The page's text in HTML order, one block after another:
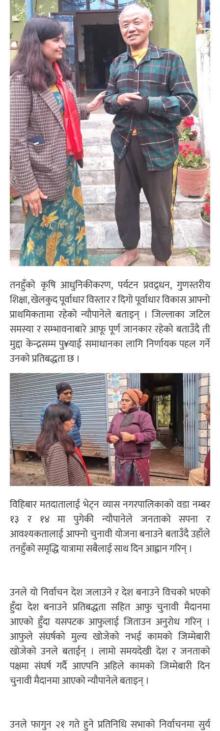
तनहुँको कृषि आधुनिकीकरण, पर्यटन प्रवद्र्धन, गुणस्तरीय
शिक्षा, खेलकुद पूर्वाधार विस्तार र दिगो पूर्वाधार विकास आफ्नो
प्राथमिकतामा रहेको न्यौपानेले बताइन् । जिल्लाका जटिल
समस्या र सम्भावनाबारे आफू पूर्ण जानकार रहेको बताउँदै ती
मुद्दा केन्द्रसम्म पु¥याई समाधानका लागि निर्णायक पहल गर्ने
उनको प्रतिबद्धता छ ।
विहिबार मतदातालाई भेट्न व्यास नगरपालिकाको वडा नम्बर
१३ र १४ मा पुगेकी न्यौपानेले जनताको सपना र
आवश्यकतालाई आफ्नो चुनावी योजना बनाउने बताउँदै उहाँले
तनहुँको समृद्धि यात्रामा सबैलाई साथ दिन आह्वान गरिन् ।
उनले यो निर्वाचन देश जलाउने र देश बनाउने विचको भएको
हुँदा देश बनाउने प्रतिबद्धता सहित आफु चुनावी मैदानमा
आएको हुँदा यसपटक आफुलाई जिताउन अनुरोध गरिन् ।
आफुले संघर्षको मुल्य खोजेको नभई कामको जिम्मेबारी
खोजेको उनले बताईन् । लामो समयदेखी देश र जनताको
पक्षमा संघर्ष गर्दै आएपनि अहिले कामको जिम्मेबारी दिन
चुनावी मैदानमा आएको न्यौपानेले बताइन् ।
उनले फागुन २१ गते हुने प्रतिनिधि सभाको निर्वाचनमा सुर्य